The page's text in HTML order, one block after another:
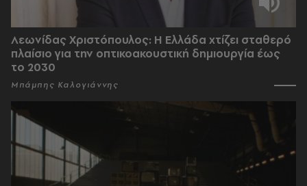
Λεωνίδας Χριστόπουλος: Η Ελλάδα χτίζει σταθερό
πλαίσιο για την οπτικοακουστική δημιουργία έως
το 2030
Μπάμπης Καλογιάννης